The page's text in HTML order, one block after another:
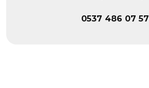
0537 486 07 57